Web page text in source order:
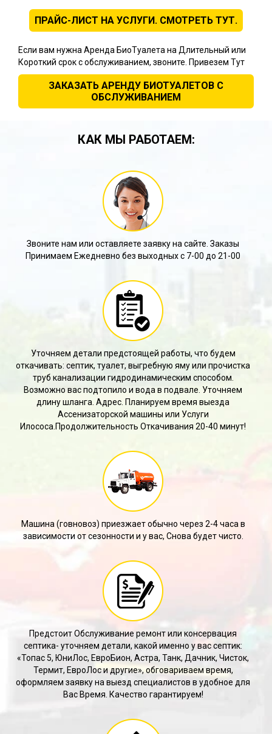
ПРАЙС-ЛИСТ НА УСЛУГИ. СМОТРЕТЬ ТУТ.
Если вам нужна Аренда БиоТуалета на Длительный или
Короткий срок с обслуживанием, звоните. Привезем Тут
ЗАКАЗАТЬ АРЕНДУ БИОТУАЛЕТОВ С
ОБСЛУЖИВАНИЕМ
КАК МЫ РАБОТАЕМ:
Звоните нам или оставляете заявку на сайте. Заказы
Принимаем Ежедневно без выходных с 7-00 до 21-00
Уточняем детали предстоящей работы, что будем
откачивать: септик, туалет, выгребную яму или прочистка
труб канализации гидродинамическим способом.
Возможно вас подтопило и вода в подвале. Уточняем
длину шланга. Адрес. Планируем время выезда
Ассенизаторской машины или Услуги
Илососа.Продолжительность Откачивания 20-40 минут!
Машина (говновоз) приезжает обычно через 2-4 часа в
зависимости от сезонности и у вас, Снова будет чисто.
Предстоит Обслуживание ремонт или консервация
септика- уточняем детали, какой именно у вас септик:
«Топас 5, ЮниЛос, ЕвроБион, Астра, Танк, Дачник, Чисток,
Термит, ЕвроЛос и другие», обговариваем время,
оформляем заявку на выезд специалистов в удобное для
Вас Время. Качество гарантируем!